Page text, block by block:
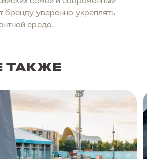
бренду уверенно укреплять
среде.
ТАКЖЕ